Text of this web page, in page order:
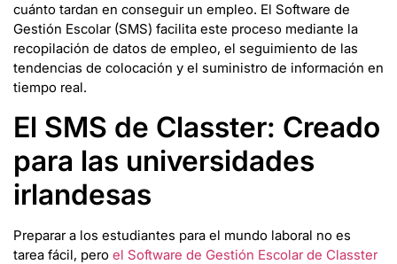
cuánto tardan en conseguir un empleo. El Software de
Gestión Escolar (SMS) facilita este proceso mediante la
recopilación de datos de empleo, el seguimiento de las
tendencias de colocación y el suministro de información en
tiempo real.
El SMS de Classter: Creado
para las universidades
irlandesas
Preparar a los estudiantes para el mundo laboral no es
tarea fácil, pero el Software de Gestión Escolar de Classter